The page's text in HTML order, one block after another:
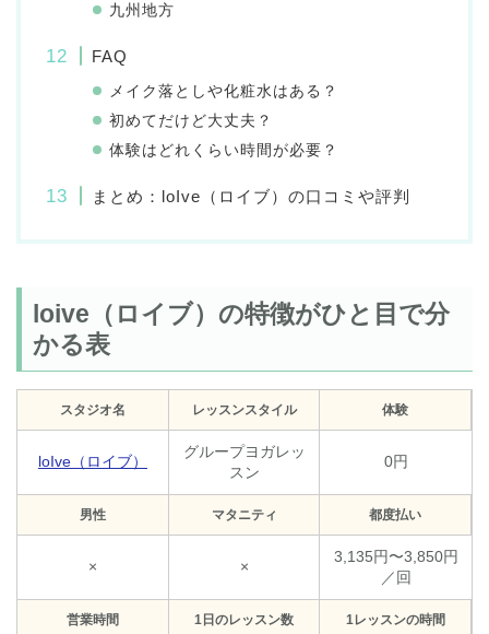
九州地方
FAQ
メイク落としや化粧水はある？
初めてだけど大丈夫？
体験はどれくらい時間が必要？
まとめ：loIve（ロイブ）の口コミや評判
loive（ロイブ）の特徴がひと目で分
かる表
スタジオ名 レッスンスタイル 体験
loIve（ロイブ）
グループヨガレッ
スン
0円
男性 マタニティ 都度払い
× ×
3,135円〜3,850円
／回
営業時間 1日のレッスン数 1レッスンの時間